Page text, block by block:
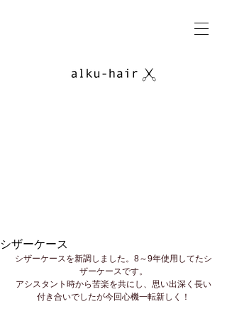
シザーケース
シザーケースを新調しました。8～9年使用してたシ
ザーケースです。
アシスタント時から苦楽を共にし、思い出深く長い
付き合いでしたが今回心機一転新しく！